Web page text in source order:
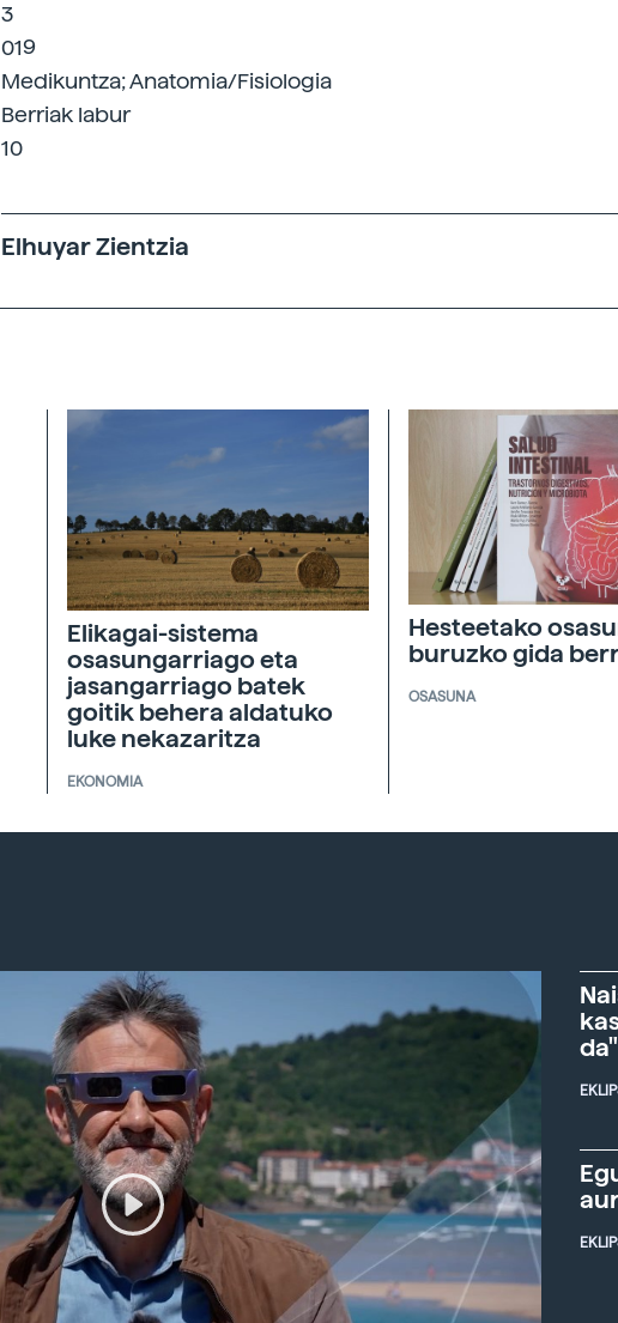
3
019
Medikuntza; Anatomia/Fisiologia
Berriak labur
10
Elhuyar Zientzia
Elikagai-sistema
osasungarriago eta
jasangarriago batek
goitik behera aldatuko
luke nekazaritza
EKONOMIA
Hesteetako
buruzko gida
OSASUNA
da"